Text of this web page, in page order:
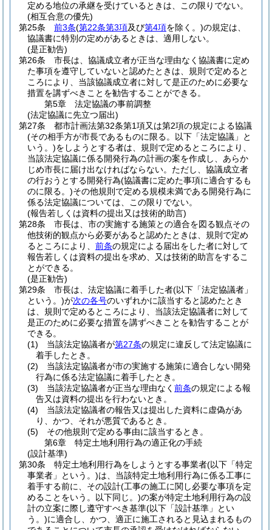
定める地位の承継を受けているときは、この限りでない。
(相互合意の優先)
第25条
前3条(第22条第3項及び第4項を除く。)の規定は、
協議書に特別の定めがあるときは、適用しない。
(是正勧告)
第26条
市長は、協議成立者が正当な理由なく協議書に定め
た事項を遵守していないと認めたときは、規則で定めると
ころにより、当該協議成立者に対して是正のために必要な
措置を講ずべきことを勧告することができる。
第5章
法定協議の事前調整
(法定協議に先立つ届出)
第27条
都市計画法第32条第1項又は第2項の規定による協議
(その相手方が市長であるものに限る。以下「法定協議」と
いう。)をしようとする者は、規則で定めるところにより、
当該法定協議に係る開発行為の計画の案を作成し、あらか
じめ市長に届け出なければならない。 ただし、協議成立者
の行おうとする開発行為(協議書に定めた事項に適合するも
のに限る。)その他規則で定める規模未満である開発行為に
係る法定協議については、この限りでない。
(報告若しくは資料の提出又は技術的助言)
第28条
市長は、市の実施する施策との適合を図る観点その
他技術的観点から必要があると認めたときは、規則で定め
るところにより、 前条の規定による届出をした者に対して
報告若しくは資料の提出を求め、又は技術的助言をするこ
とができる。
(是正勧告)
第29条
市長は、法定協議に着手した者(以下「法定協議者」
という。)が次の各号のいずれかに該当すると認めたとき
は、規則で定めるところにより、当該法定協議者に対して
是正のために必要な措置を講ずべきことを勧告することが
できる。
(1)
当該法定協議者が第27条の規定に違反して法定協議に
着手したとき。
(2)
当該法定協議者が市の実施する施策に適合しない開発
行為に係る法定協議に着手したとき。
(3)
当該法定協議者が正当な理由なく 前条の規定による報
告又は資料の提出を行わないとき。
(4)
当該法定協議者の報告又は提出した資料に虚偽があ
り、かつ、それが悪質であるとき。
(5)
その他規則で定める事由に該当するとき。
第6章
特定土地利用行為の適正化の手続
(設計基準)
第30条
特定土地利用行為をしようとする事業者(以下「特定
事業者」という。)は、当該特定土地利用行為に係る工事に
着手する前に、その設計(工事の施工に関し必要な事項を定
めることをいう。以下同じ。)の案が特定土地利用行為の設
計の立案に際し遵守すべき基準(以下「設計基準」とい
う。)に適合し、かつ、適正に施工されると見込まれるもの